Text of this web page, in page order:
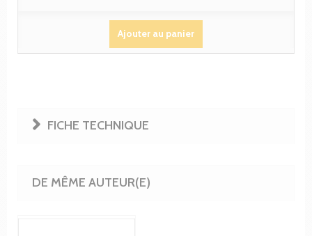
Ajouter au panier
FICHE TECHNIQUE
DE MÊME AUTEUR(E)